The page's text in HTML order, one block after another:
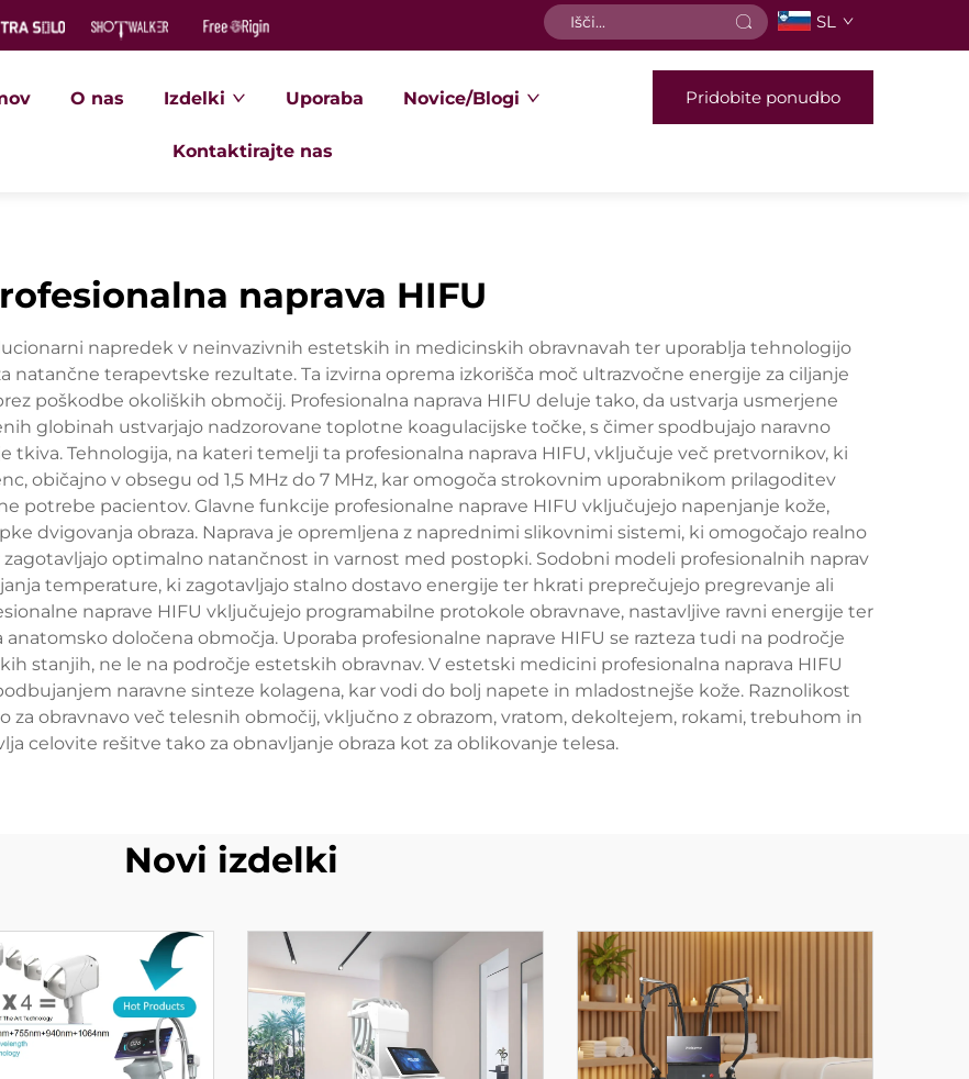
SL
O nas Izdelki Uporaba Novice/Blogi
Kontaktirajte nas
Pridobite ponudbo
naprava HIFU
napredek v neinvazivnih estetskih in medicinskih obravnavah ter uporablja tehnologijo
terapevtske rezultate. Ta izvirna oprema izkorišča moč ultrazvočne energije za ciljanje
poškodbe okoliških območij. Profesionalna naprava HIFU deluje tako, da ustvarja usmerjene
globinah ustvarjajo nadzorovane toplotne koagulacijske točke, s čimer spodbujajo naravno
tkiva. Tehnologija, na kateri temelji ta profesionalna naprava HIFU, vključuje več pretvornikov, ki
običajno v obsegu od 1,5 MHz do 7 MHz, kar omogoča strokovnim uporabnikom prilagoditev
potrebe pacientov. Glavne funkcije profesionalne naprave HIFU vključujejo napenjanje kože,
dvigovanja obraza. Naprava je opremljena z naprednimi slikovnimi sistemi, ki omogočajo realno
optimalno natančnost in varnost med postopki. Sodobni modeli profesionalnih naprav
temperature, ki zagotavljajo stalno dostavo energije ter hkrati preprečujejo pregrevanje ali
naprave HIFU vključujejo programabilne protokole obravnave, nastavljive ravni energije ter
določena območja. Uporaba profesionalne naprave HIFU se razteza tudi na področje
stanjih, ne le na področje estetskih obravnav. V estetski medicini profesionalna naprava HIFU
naravne sinteze kolagena, kar vodi do bolj napete in mladostnejše kože. Raznolikost
za obravnavo več telesnih območij, vključno z obrazom, vratom, dekoltejem, rokami, trebuhom in
celovite rešitve tako za obnavljanje obraza kot za oblikovanje telesa.
Novi izdelki